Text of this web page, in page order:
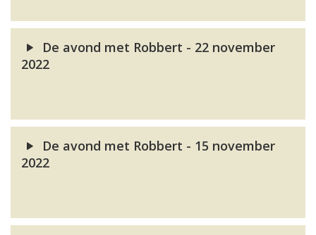
De avond met Robbert - 22 november
2022
De avond met Robbert - 15 november
2022